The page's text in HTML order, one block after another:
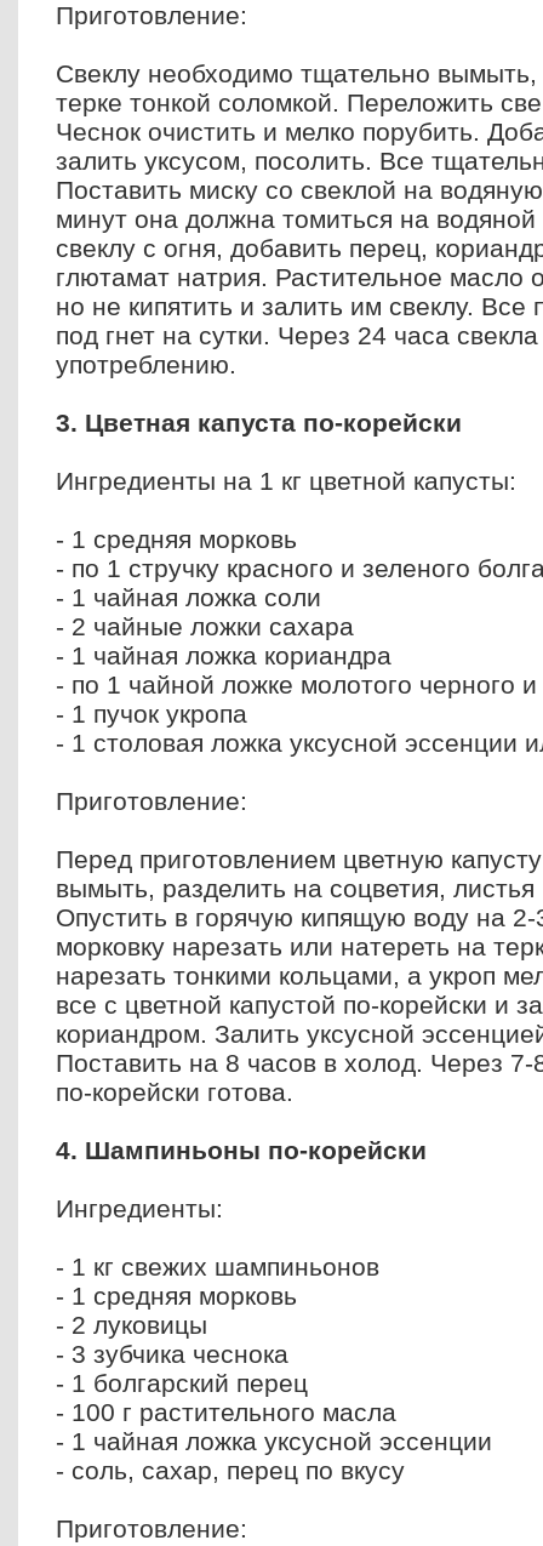
Приготовление:
Свеклу необходимо тщательно вымыть,
терке тонкой соломкой. Переложить
Чеснок очистить и мелко порубить.
залить уксусом, посолить. Все
Поставить миску со свеклой на
минут она должна томиться на
свеклу с огня, добавить перец,
глютамат натрия. Растительное масло
но не кипятить и залить им свеклу.
под гнет на сутки. Через 24 часа
употреблению.
3. Цветная капуста по-корейски
Ингредиенты на 1 кг цветной капусты:
- 1 средняя морковь
- по 1 стручку красного и зеленого
- 1 чайная ложка соли
- 2 чайные ложки сахара
- 1 чайная ложка кориандра
- по 1 чайной ложке молотого черного
- 1 пучок укропа
- 1 столовая ложка уксусной эссенции
Приготовление:
Перед приготовлением цветную
вымыть, разделить на соцветия,
Опустить в горячую кипящую воду на
морковку нарезать или натереть на
нарезать тонкими кольцами, а укроп
все с цветной капустой по-корейски и
кориандром. Залить уксусной
Поставить на 8 часов в холод. Через 7-
по-корейски готова.
4. Шампиньоны по-корейски
Ингредиенты:
- 1 кг свежих шампиньонов
- 1 средняя морковь
- 2 луковицы
- 3 зубчика чеснока
- 1 болгарский перец
- 100 г растительного масла
- 1 чайная ложка уксусной эссенции
- соль, сахар, перец по вкусу
Приготовление: